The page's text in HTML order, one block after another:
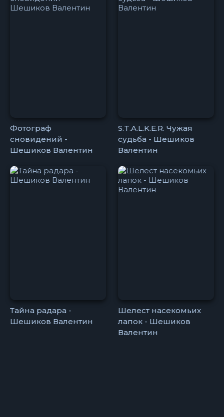
Фотограф
сновидений -
Шешиков Валентин
S.T.A.L.K.E.R. Чужая
судьба - Шешиков
Валентин
Тайна радара -
Шешиков Валентин
Шелест насекомьих
лапок - Шешиков
Валентин